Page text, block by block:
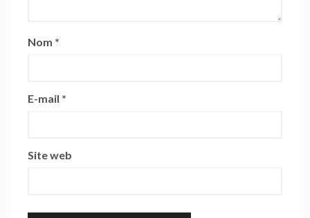
Nom *
E-mail *
Site web